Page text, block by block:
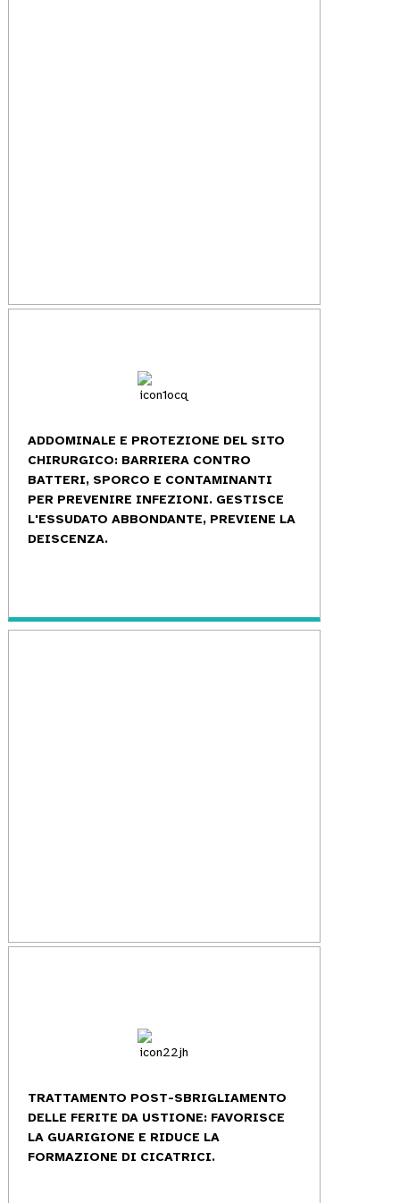
ADDOMINALE E PROTEZIONE DEL SITO
CHIRURGICO: BARRIERA CONTRO
BATTERI, SPORCO E CONTAMINANTI
PER PREVENIRE INFEZIONI. GESTISCE
L'ESSUDATO ABBONDANTE, PREVIENE LA
DEISCENZA.
TRATTAMENTO POST-SBRIGLIAMENTO
DELLE FERITE DA USTIONE: FAVORISCE
LA GUARIGIONE E RIDUCE LA
FORMAZIONE DI CICATRICI.